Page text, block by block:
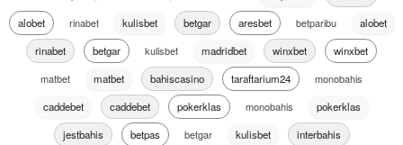
alobet
rinabet kulisbet betgar aresbet betparibu
alobet
rinabet
betgar kulisbet madridbet winxbet
winxbet
matbet
matbet bahiscasino taraftarium24
monobahis
caddebet
caddebet pokerklas monobahis
pokerklas
jestbahis
betpas betgar kulisbet
interbahis